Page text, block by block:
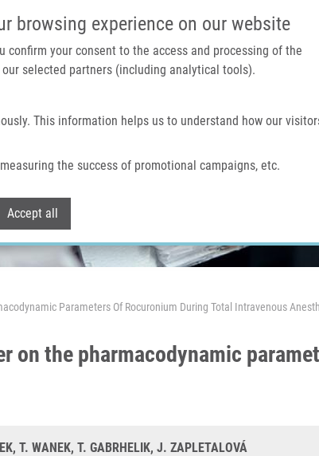
browsing experience on our website
confirm your consent to the access and processing of the
selected partners (including analytical tools).
This information helps us to understand how our
the success of promotional campaigns, etc.
Accept all
IMTM
Domů O nás
Parameters Of Rocuronium During Total Intravenous
on the pharmacodynamic
T. WANEK, T. GABRHELIK, J. ZAPLETALOVÁ